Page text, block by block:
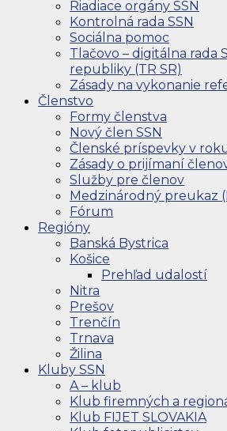
Riadiace orgány SSN
Kontrolná rada SSN
Sociálna pomoc
Tlačovo – digitálna rada
republiky (TR SR)
Zásady na vykonanie
Členstvo
Formy členstva
Nový člen SSN
Členské príspevky v
Zásady o prijímaní
Služby pre členov
Medzinárodný preukaz
Fórum
Regióny
Banská Bystrica
Košice
Prehľad udalostí
Nitra
Prešov
Trenčín
Trnava
Žilina
Kluby SSN
A – klub
Klub firemných a
Klub FIJET SLOVAKIA